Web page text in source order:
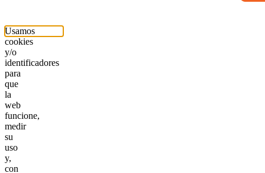
Usamos
cookies
y/o
identificadores
para
que
la
web
funcione,
medir
su
uso
y,
con